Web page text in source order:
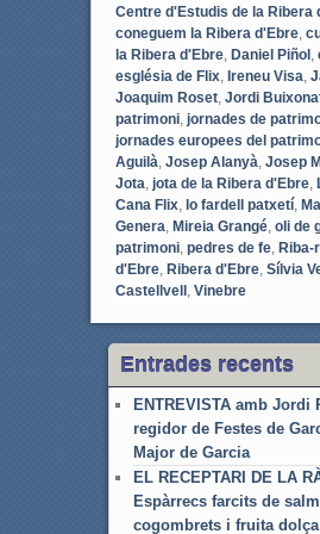
Centre d'Estudis de la Ribera
coneguem la Ribera d'Ebre,
la Ribera d'Ebre, Daniel Piñol ,
església de Flix, Ireneu Visa,
Joaquim Roset, Jordi
patrimoni, jornades de
jornades europees del
Aguilà, Josep Alanyà, Josep
Jota, jota de la Ribera d'Ebre,
Cana Flix, lo fardell patxetí,
Genera, Mireia Grangé, oli de
patrimoni, pedres de fe, Riba-
d'Ebre, Ribera d'Ebre, Sílvia
Castellvell , Vinebre
Entrades recents
ENTREVISTA amb Jordi
regidor de Festes de
Major de Garcia
EL RECEPTARI DE LA
Espàrrecs farcits de
cogombrets i fruita dolça